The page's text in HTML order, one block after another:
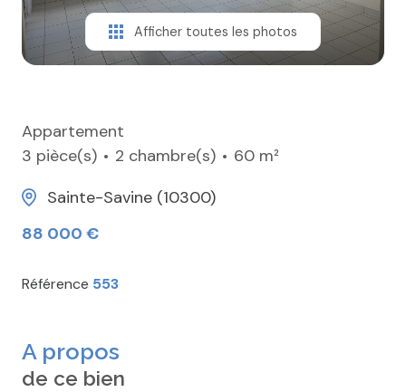
Afficher toutes les photos
Appartement
3 pièce(s)
2 chambre(s)
60 m²
Sainte-Savine (10300)
88 000 €
Référence 553
A propos
de ce bien